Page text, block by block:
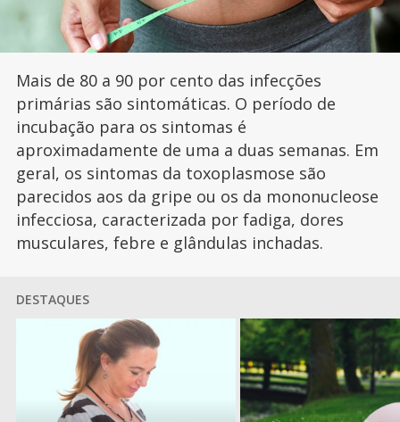
Mais de 80 a 90 por cento das infecções
primárias são sintomáticas. O período de
incubação para os sintomas é
aproximadamente de uma a duas semanas. Em
geral, os sintomas da toxoplasmose são
parecidos aos da gripe ou os da mononucleose
infecciosa, caracterizada por fadiga, dores
musculares, febre e glândulas inchadas.
DESTAQUES